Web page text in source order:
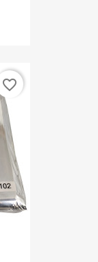
favorite_border